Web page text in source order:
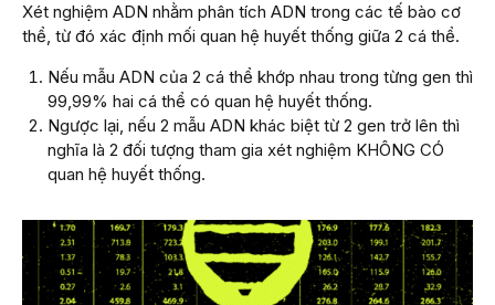
Xét nghiệm ADN nhằm phân tích ADN trong các tế bào cơ
thể, từ đó xác định mối quan hệ huyết thống giữa 2 cá thể.
Nếu mẫu ADN của 2 cá thể khớp nhau trong từng gen thì
99,99% hai cá thể có quan hệ huyết thống.
Ngược lại, nếu 2 mẫu ADN khác biệt từ 2 gen trở lên thì
nghĩa là 2 đối tượng tham gia xét nghiệm KHÔNG CÓ
quan hệ huyết thống.